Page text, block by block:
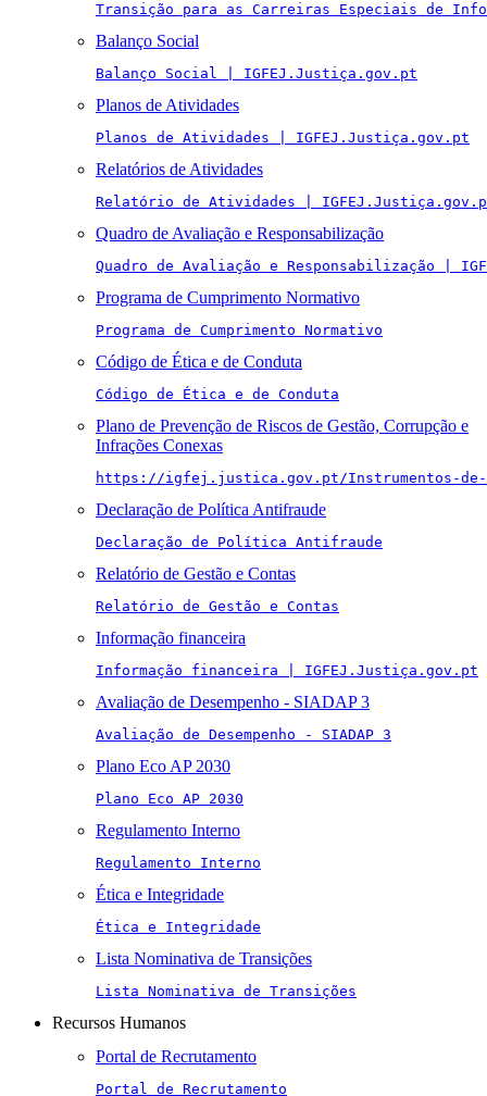
Transição para as Carreiras Especiais de
Balanço Social
Balanço Social | IGFEJ.Justiça.gov.pt
Planos de Atividades
Planos de Atividades | IGFEJ.Justiça.gov.pt
Relatórios de Atividades
Relatório de Atividades |
Quadro de Avaliação e Responsabilização
Quadro de Avaliação e Responsabilização |
Programa de Cumprimento Normativo
Programa de Cumprimento Normativo
Código de Ética e de Conduta
Código de Ética e de Conduta
Plano de Prevenção de Riscos de Gestão, Corrupção e
Infrações Conexas
https://igfej.justica.gov.pt/Instrumentos-de-
Declaração de Política Antifraude
Declaração de Política Antifraude
Relatório de Gestão e Contas
Relatório de Gestão e Contas
Informação financeira
Informação financeira | IGFEJ.Justiça.gov.pt
Avaliação de Desempenho - SIADAP 3
Avaliação de Desempenho - SIADAP 3
Plano Eco AP 2030
Plano Eco AP 2030
Regulamento Interno
Regulamento Interno
Ética e Integridade
Ética e Integridade
Lista Nominativa de Transições
Lista Nominativa de Transições
Recursos Humanos
Portal de Recrutamento
Portal de Recrutamento